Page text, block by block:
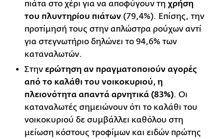
πιάτα στο χέρι για να αποφύγουν τη χρήση
του πλυντηρίου πιάτων (79,4%). Επίσης, την
προτίμησή τους στην απλώστρα ρούχων αντί
για στεγνωτήριο δηλώνει το 94,6% των
καταναλωτών.
Στην ερώτηση αν πραγματοποιούν αγορές
από το καλάθι του νοικοκυριού, η
πλειονότητα απαντά αρνητικά (83%). Οι
καταναλωτές σημειώνουν ότι το καλάθι του
νοικοκυριού δε συμβάλλει κα­θόλου στη
μείωση κόστους τροφίμων και ειδών πρώτης